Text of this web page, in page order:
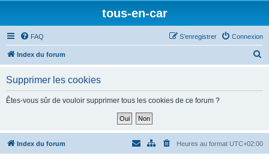
tous-en-car
FAQ Connexion
S’enregistrer
Index du forum
h
Supprimer les cookies
Êtes-vous sûr de vouloir supprimer tous les cookies de ce forum ?
Index du forum Heures au format UTC+02:00